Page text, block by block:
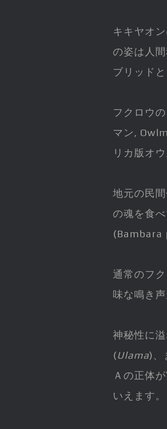
キキヤオ
の姿は人
ブリッド
フクロウ
マン,
リカ版オ
地元の民
の魂を食
(Bambara
通常のフ
味な鳴き
神秘性に
(Ulama)、
Ａの正体
いえます。